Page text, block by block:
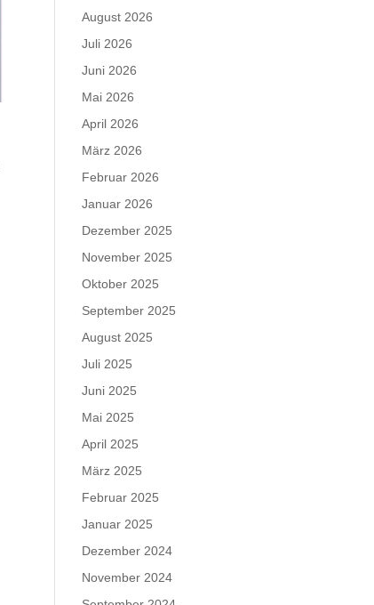
August 2026
Juli 2026
Juni 2026
Mai 2026
April 2026
März 2026
Februar 2026
Januar 2026
Dezember 2025
November 2025
Oktober 2025
September 2025
August 2025
Juli 2025
Juni 2025
Mai 2025
April 2025
März 2025
Februar 2025
Januar 2025
Dezember 2024
November 2024